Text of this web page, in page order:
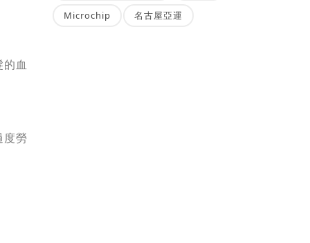
的血
度勞
Microchip 名古屋亞運